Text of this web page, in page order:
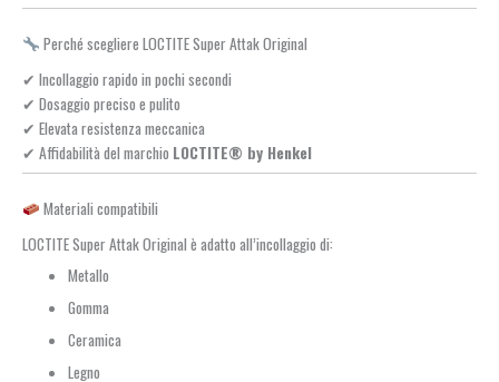
Perché scegliere LOCTITE Super Attak Original
✔ Incollaggio rapido in pochi secondi
✔ Dosaggio preciso e pulito
✔ Elevata resistenza meccanica
✔ Affidabilità del marchio LOCTITE® by Henkel
Materiali compatibili
LOCTITE Super Attak Original è adatto all’incollaggio di:
Metallo
Gomma
Ceramica
Legno